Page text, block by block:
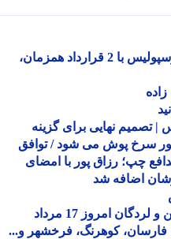
غافلگیری بزرگ شبانه/ مدیران پرسپولیس با 2 قرارداد همزمان،
نهایی برای گزینه
سرخ پوش می شود / توافق
چپ؛ رزاق پور با امضای
اضافه شد
جدول قطعی برق شهرکرد، بروجن و لردگان امروز 17 مرداد
کوهرنگ، فرخشهر و...